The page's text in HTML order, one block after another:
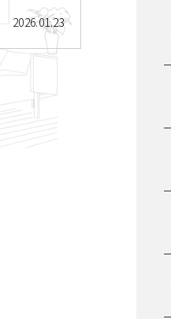
2026.01.23